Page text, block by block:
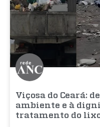
Viçosa do Ceará:
ambiente e à
tratamento do